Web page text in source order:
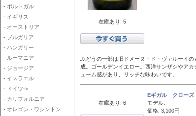
- ポルトガル
- イギリス
- オーストリア
- ブルガリア
- ハンガリー
- ルーマニア
- ジョージア
- イスラエル
- ドイツ->
- カリフォルニア
- オレゴン・ワシントン
在庫あり: 5
ぶどうの一部は旧ドメーヌ・ド・ヴァルーイ
成。ゴールデンイエロー。西洋サンザシやア
ューム感があり、リッチな味わいです。
在庫あり: 6
Eギガル クロー
モデル:
価格: 3,100円